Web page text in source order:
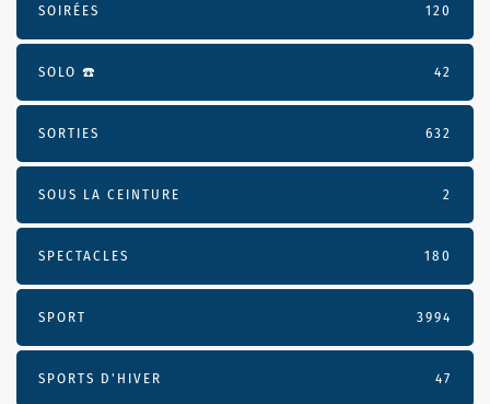
SOIRÉES 120
SOLO ☎️ 42
SORTIES 632
SOUS LA CEINTURE 2
SPECTACLES 180
SPORT 3994
SPORTS D'HIVER 47